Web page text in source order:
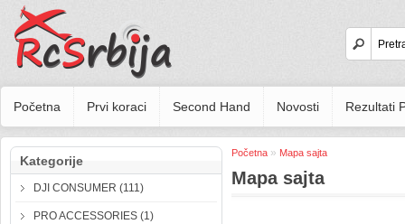
Početna Prvi koraci Second Hand Novosti Rezultati
Kategorije
DJI CONSUMER (111)
PRO ACCESSORIES (1)
Početna » Mapa sajta
Mapa sajta